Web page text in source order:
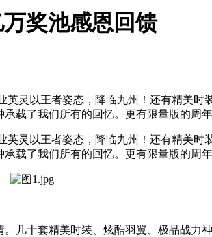
奖池感恩回馈
灵以王者姿态，降临九州！还有精美时
载了我们所有的回忆。更有限量版的周
灵以王者姿态，降临九州！还有精美时
载了我们所有的回忆。更有限量版的周
几十套精美时装、炫酷羽翼、极品战力